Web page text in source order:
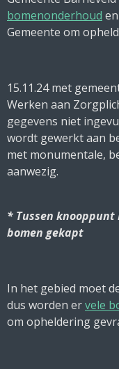
bomenonderhoud
Gemeente om
15.11.24 met
Werken aan
gegevens niet
wordt gewerkt aan
met monumentale,
aanwezig.
* Tussen
bomen gekapt
In het gebied moet
dus worden ervele
om opheldering